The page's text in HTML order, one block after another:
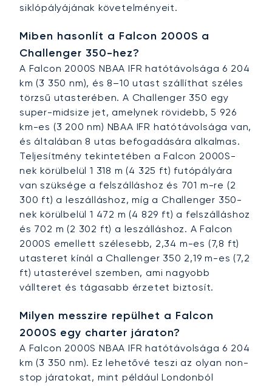
siklópályájának követelményeit.
Miben hasonlít a Falcon 2000S a
Challenger 350-hez?
A Falcon 2000S NBAA IFR hatótávolsága 6 204
km (3 350 nm), és 8–10 utast szállíthat széles
törzsű utasterében. A Challenger 350 egy
super-midsize jet, amelynek rövidebb, 5 926
km-es (3 200 nm) NBAA IFR hatótávolsága van,
és általában 8 utas befogadására alkalmas.
Teljesítmény tekintetében a Falcon 2000S-
nek körülbelül 1 318 m (4 325 ft) futópályára
van szüksége a felszálláshoz és 701 m-re (2
300 ft) a leszálláshoz, míg a Challenger 350-
nek körülbelül 1 472 m (4 829 ft) a felszálláshoz
és 702 m (2 302 ft) a leszálláshoz. A Falcon
2000S emellett szélesebb, 2,34 m-es (7,8 ft)
utasteret kínál a Challenger 350 2,19 m-es (7,2
ft) utasterével szemben, ami nagyobb
vállteret és tágasabb érzetet biztosít.
Milyen messzire repülhet a Falcon
2000S egy charter járaton?
A Falcon 2000S NBAA IFR hatótávolsága 6 204
km (3 350 nm). Ez lehetővé teszi az olyan non-
stop járatokat, mint például Londonból